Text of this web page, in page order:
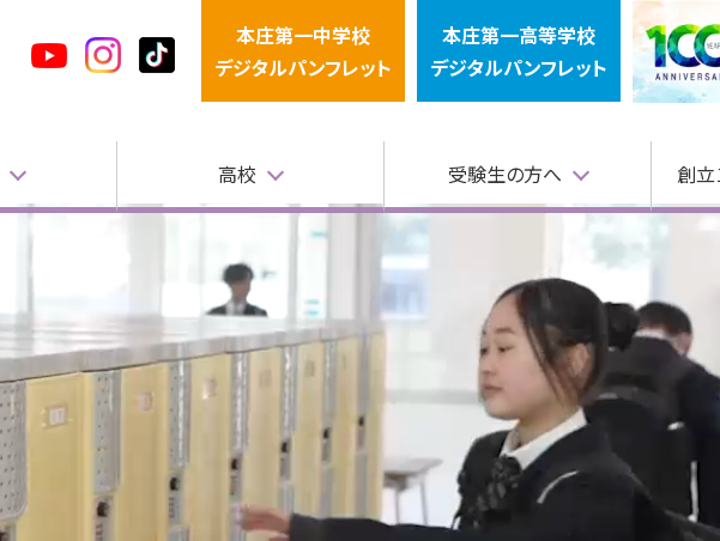
本庄第一高等学校中高一貫サイト本庄第一中学校
デジタルパンフレット
本庄第一高等学校
デジタルパンフレット
高校 受験生の方へ 創立